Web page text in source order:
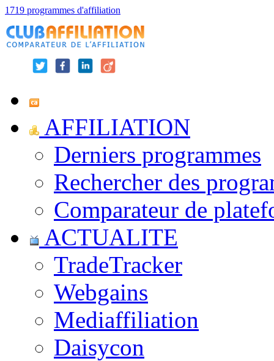
1719 programmes d'affiliation
AFFILIATION
Derniers programmes
Rechercher des
Comparateur de
ACTUALITE
TradeTracker
Webgains
Mediaffiliation
Daisycon